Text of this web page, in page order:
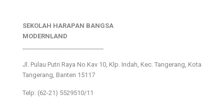
SEKOLAH HARAPAN BANGSA
MODERNLAND
Jl. Pulau Putri Raya No.Kav 10, Klp. Indah, Kec. Tangerang, Kota
Tangerang, Banten 15117
Telp: (62-21) 5529510/11